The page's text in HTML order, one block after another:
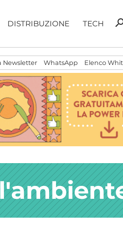
DISTRIBUZIONE TECH
Newsletter WhatsApp Elenco